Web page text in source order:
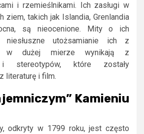
i rzemieślnikami. Ich zasługi w
ziem, takich jak Islandia, Grenlandia
są nieocenione. Mity o ich
niesłuszne utożsamianie ich z
w dużej mierze wynikają z
i stereotypów, które zostały
literaturę i film.
Kamieniu
odkryty w 1799 roku, jest często